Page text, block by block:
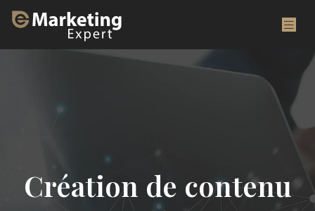
Création de contenu